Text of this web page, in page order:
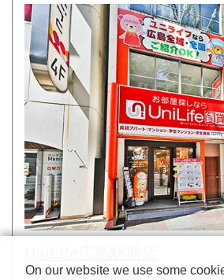
株式会社ジェイ・エス・ビー・ネットワーク
On our website we use some